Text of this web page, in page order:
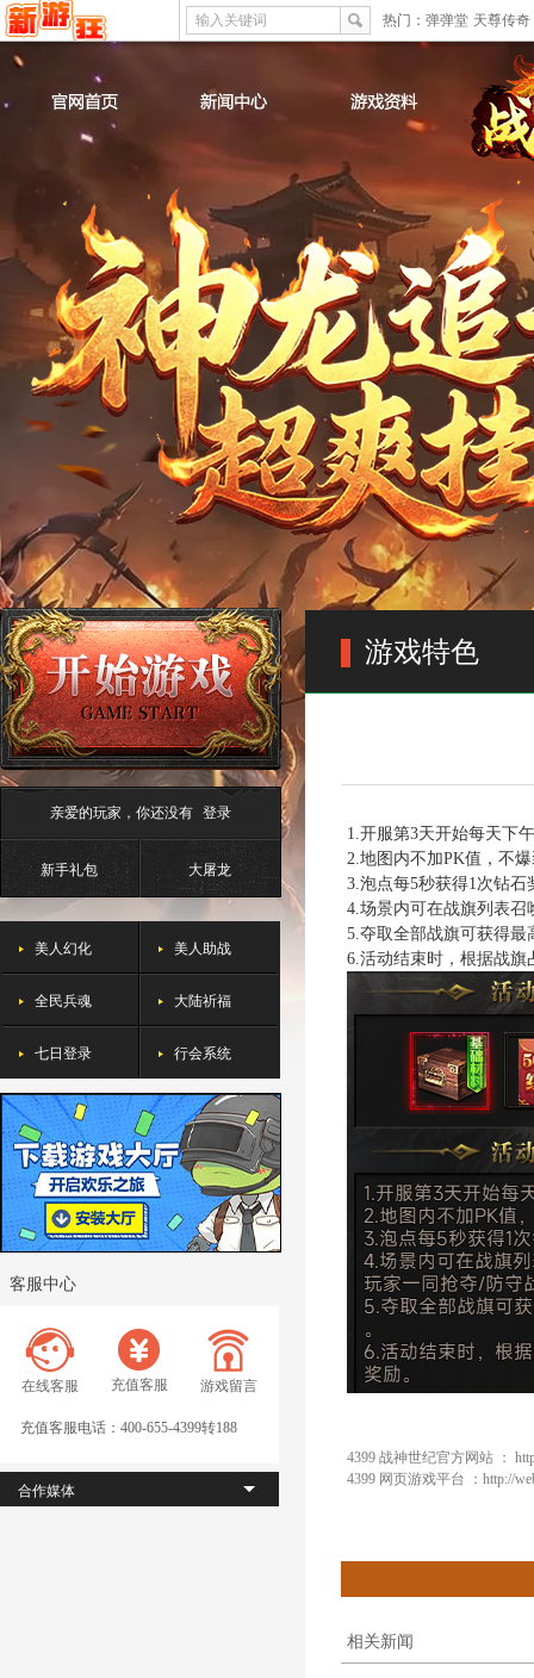
输入关键词 热门： 弹弹堂 天尊传奇
亲爱的玩家，你还没有 登录
新手礼包 大屠龙
美人幻化 美人助战
全民兵魂 大陆祈福
七日登录 行会系统
客服中心
在线客服 充值客服 游戏留言
充值客服电话：400-655-4399转188
合作媒体
游戏特色
1.开服第3天开始每天下
2.地图内不加PK值，不
3.泡点每5秒获得1次钻石
4.场景内可在战旗列表
5.夺取全部战旗可获得最
6.活动结束时，根据战旗
4399 战神世纪官方网站 ：
4399 网页游戏平台 ： http://
相关新闻